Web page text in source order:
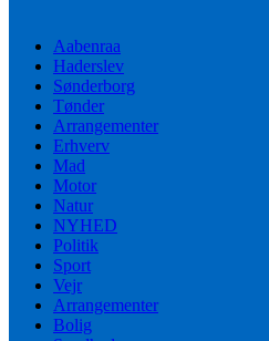
Aabenraa
Haderslev
Sønderborg
Tønder
Arrangementer
Erhverv
Mad
Motor
Natur
NYHED
Politik
Sport
Vejr
Arrangementer
Bolig